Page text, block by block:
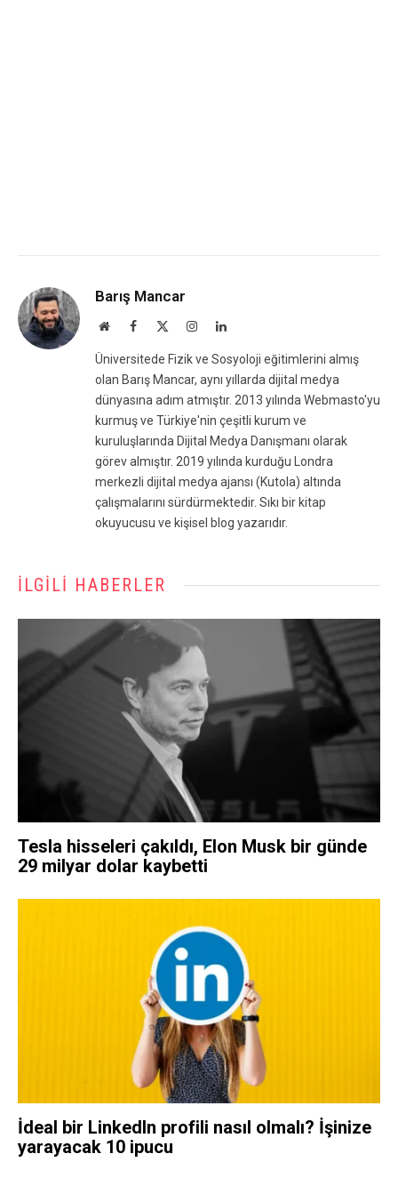
Barış Mancar
WebsiteFacebook InstagramLinkedIn
Üniversitede Fizik ve Sosyoloji eğitimlerini almış
olan Barış Mancar, aynı yıllarda dijital medya
dünyasına adım atmıştır. 2013 yılında Webmasto'yu
kurmuş ve Türkiye'nin çeşitli kurum ve
kuruluşlarında Dijital Medya Danışmanı olarak
görev almıştır. 2019 yılında kurduğu Londra
merkezli dijital medya ajansı (Kutola) altında
çalışmalarını sürdürmektedir. Sıkı bir kitap
okuyucusu ve kişisel blog yazarıdır.
İLGILI HABERLER
Tesla hisseleri çakıldı, Elon Musk bir günde
29 milyar dolar kaybetti
İdeal bir LinkedIn profili nasıl olmalı? İşinize
yarayacak 10 ipucu